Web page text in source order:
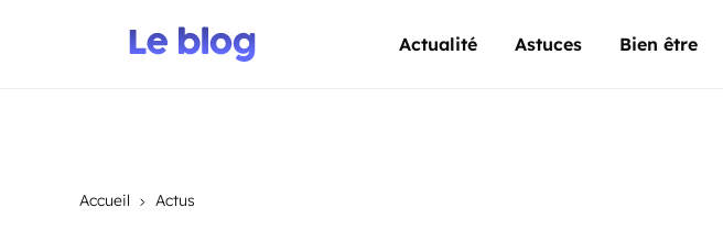
Actualité Astuces Bien être
Accueil Actus